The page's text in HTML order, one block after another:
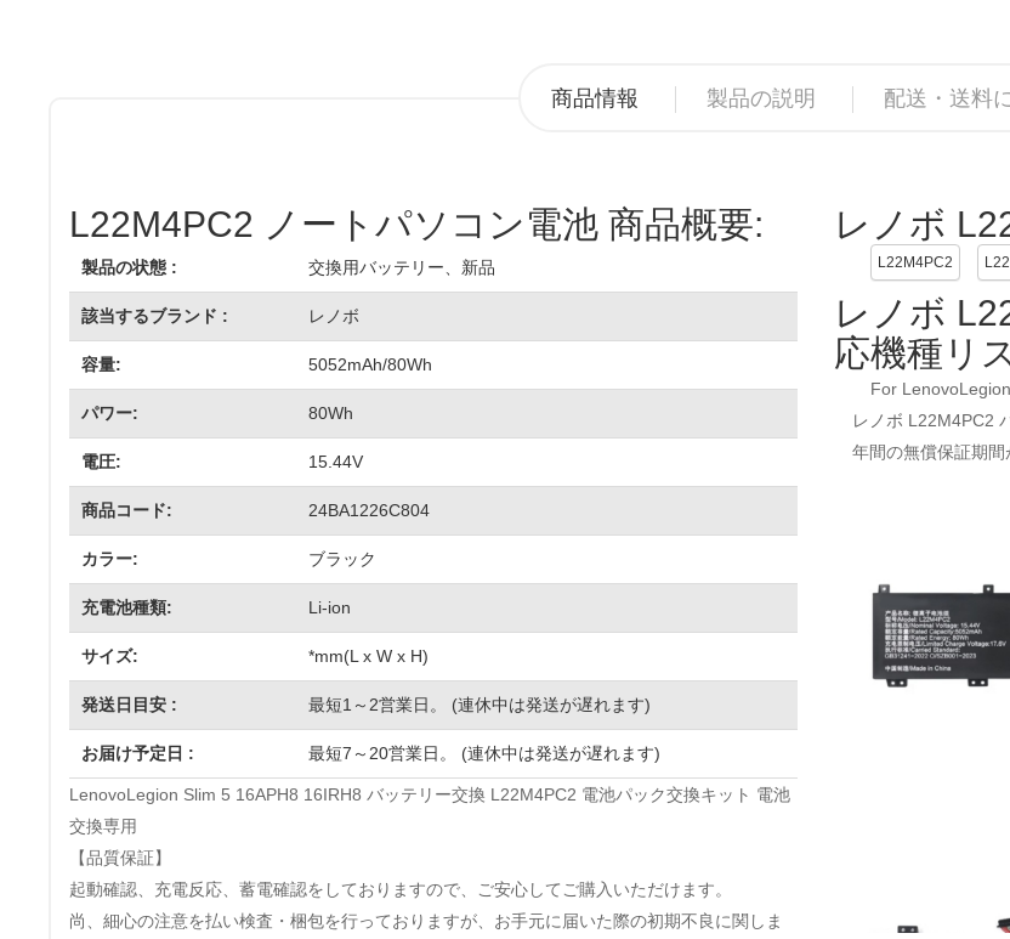
商品情報 製品の説明 配送・送料
L22M4PC2 ノートパソコン電池 商品概要:
製品の状態 : 交換用バッテリー、新品
該当するブランド : レノボ
容量: 5052mAh/80Wh
パワー: 80Wh
電圧: 15.44V
商品コード: 24BA1226C804
カラー: ブラック
充電池種類: Li-ion
サイズ: *mm(L x W x H)
発送日目安 : 最短1～2営業日。 (連休中は発送が遅れます)
お届け予定日 : 最短7～20営業日。 (連休中は発送が遅れます)
LenovoLegion Slim 5 16APH8 16IRH8 バッテリー交換 L22M4PC2 電池パック交換キット 電池
交換専用
【品質保証】
起動確認、充電反応、蓄電確認をしておりますので、ご安心してご購入いただけます。
尚、細心の注意を払い検査・梱包を行っておりますが、お手元に届いた際の初期不良に関しま
レノボ
L22M4PC2
レノボ
応機種リ
For
レノボ L22M4PC2
年間の無償保証期間